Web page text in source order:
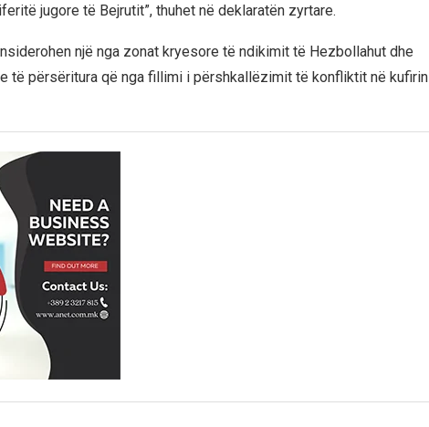
jugore të Bejrutit”, thuhet në deklaratën zyrtare.
një nga zonat kryesore të ndikimit të Hezbollahut dhe
të përsëritura që nga fillimi i përshkallëzimit të konfliktit në kufirin